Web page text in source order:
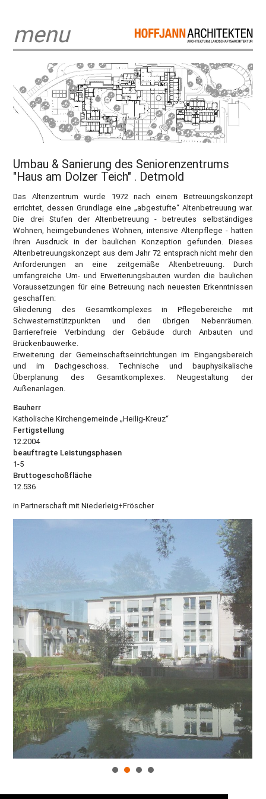
menu
Umbau & Sanierung des Seniorenzentrums
"Haus am Dolzer Teich" . Detmold
Das Altenzentrum wurde 1972 nach einem Betreuungskonzept
errichtet, dessen Grundlage eine „abgestufte“ Altenbetreuung war.
Die drei Stufen der Altenbetreuung - betreutes selbständiges
Wohnen, heimgebundenes Wohnen, intensive Altenpflege - hatten
ihren Ausdruck in der baulichen Konzeption gefunden. Dieses
Altenbetreuungskonzept aus dem Jahr 72 entsprach nicht mehr den
Anforderungen an eine zeitgemäße Altenbetreuung. Durch
umfangreiche Um- und Erweiterungsbauten wurden die baulichen
Voraussetzungen für eine Betreuung nach neuesten Erkenntnissen
geschaffen:
Gliederung des Gesamtkomplexes in Pflegebereiche mit
Schwesternstützpunkten und den übrigen Nebenräumen.
Barrierefreie Verbindung der Gebäude durch Anbauten und
Brückenbauwerke.
Erweiterung der Gemeinschaftseinrichtungen im Eingangsbereich
und im Dachgeschoss. Technische und bauphysikalische
Überplanung des Gesamtkomplexes. Neugestaltung der
Außenanlagen.
Bauherr
Katholische Kirchengemeinde „Heilig-Kreuz“
Fertigstellung
12.2004
beauftragte Leistungsphasen
1-5
Bruttogeschoßfläche
12.536
in Partnerschaft mit Niederleig+Fröscher